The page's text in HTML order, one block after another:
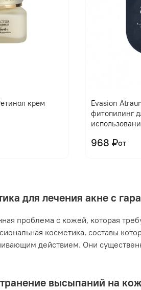
крем
Evasion
фитопилинг
от
968 ₽
для лечения акне с
проблема с кожей, которая
косметика, составы
действием. Они
высыпаний на